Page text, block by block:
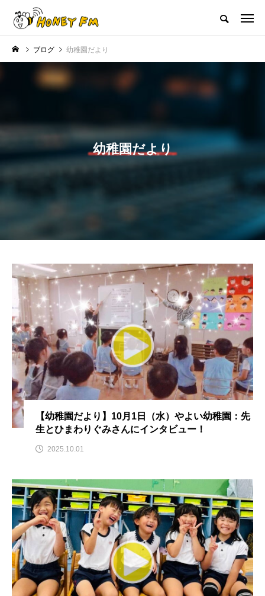
ハニーエフエム｜地域・人にフォーカスし発信するウェブラジオ局
HOME ハニーFMの紹介
JAZZ BAR COZY
ス リバーサイド4部作を特集し
ました！
2024.03.07
MY SWEET GARDEN
意識しています 三田グリーン
ットの山本さん
2026.07.14
TAG LIST
10周年記念 12月号
1975年のケルン・コンサート 1学期 1年生
2024年度 2025年 2025年度
3年生 4年生 6年生 77
7月 accototo BAD GENIUS BL出版
CONCLAVE CROSSING 心の交差点
DEPARTURES FACES PLACES globe
ブログ 幼稚園だより
幼稚園だより
【幼稚園だより】10月1日（水）やよい幼稚園：先
生とひまわりぐみさんにインタビュー！
2025.10.01